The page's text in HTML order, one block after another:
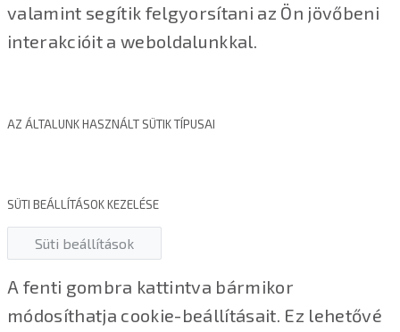
valamint segítik felgyorsítani az Ön jövőbeni
interakcióit a weboldalunkkal.
AZ ÁLTALUNK HASZNÁLT SÜTIK TÍPUSAI
SÜTI BEÁLLÍTÁSOK KEZELÉSE
Süti beállítások
A fenti gombra kattintva bármikor
módosíthatja cookie-beállításait. Ez lehetővé